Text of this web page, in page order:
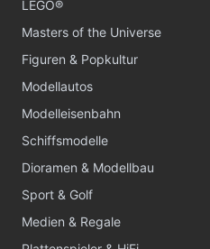
LEGO®
Masters of the Universe
Figuren & Popkultur
Modellautos
Modelleisenbahn
Schiffsmodelle
Dioramen & Modellbau
Sport & Golf
Medien & Regale